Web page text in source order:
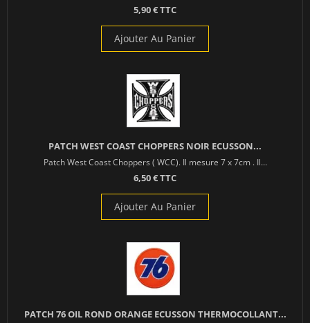
5,90 € TTC
Ajouter Au Panier
PATCH WEST COAST CHOPPERS NOIR ECUSSON...
Patch West Coast Choppers ( WCC). Il mesure 7 x 7cm . Il...
6,50 € TTC
Ajouter Au Panier
PATCH 76 OIL ROND ORANGE ECUSSON THERMOCOLLANT...